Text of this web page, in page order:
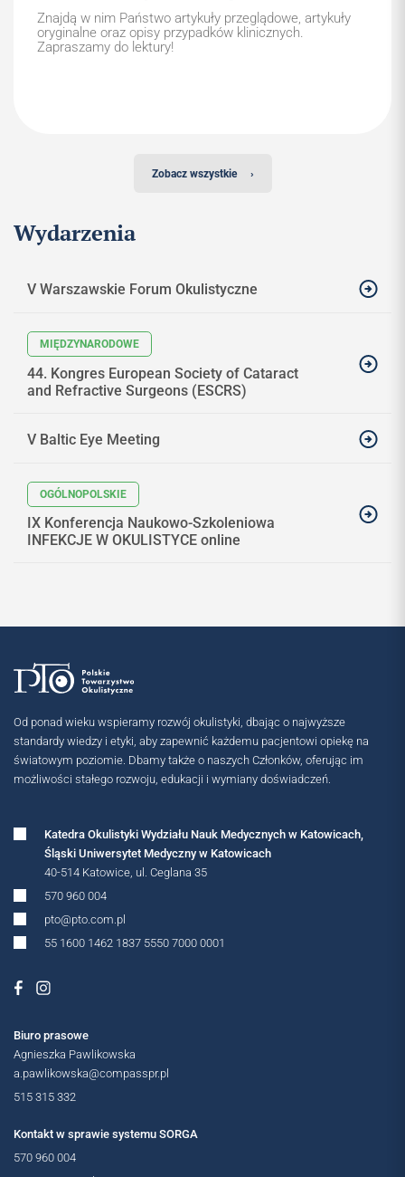
Znajdą w nim Państwo artykuły przeglądowe, artykuły
oryginalne oraz opisy przypadków klinicznych.
Zapraszamy do lektury!
Zobacz wszystkie ›
Wydarzenia
V Warszawskie Forum Okulistyczne
MIĘDZYNARODOWE
44. Kongres European Society of Cataract
and Refractive Surgeons (ESCRS)
V Baltic Eye Meeting
OGÓLNOPOLSKIE
IX Konferencja Naukowo-Szkoleniowa
INFEKCJE W OKULISTYCE online
Od ponad wieku wspieramy rozwój okulistyki, dbając o najwyższe
standardy wiedzy i etyki, aby zapewnić każdemu pacjentowi opiekę na
światowym poziomie. Dbamy także o naszych Członków, oferując im
możliwości stałego rozwoju, edukacji i wymiany doświadczeń.
Katedra Okulistyki Wydziału Nauk Medycznych w Katowicach,
Śląski Uniwersytet Medyczny w Katowicach
40-514 Katowice, ul. Ceglana 35
570 960 004
pto@pto.com.pl
55 1600 1462 1837 5550 7000 0001
Biuro prasowe
Agnieszka Pawlikowska
a.pawlikowska@compasspr.pl
515 315 332
Kontakt w sprawie systemu SORGA
570 960 004